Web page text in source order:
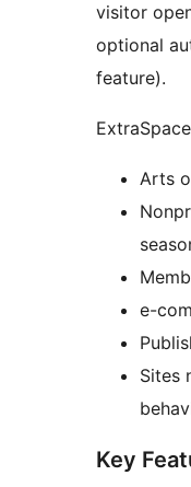
visitor
optional
feature).
Arts
e-
Sites
Key